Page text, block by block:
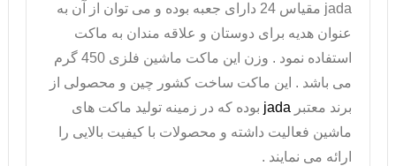
jada
مقیاس 24 دارای جعبه بوده و می توان از آن به
عنوان هدیه برای دوستان و علاقه مندان به ماکت
استفاده نمود . وزن این ماکت ماشین فلزی 450 گرم
می باشد . این ماکت ساخت کشور چین و محصولی از
برند معتبر jada بوده که در زمینه تولید ماکت های
ماشین فعالیت داشته و محصولات با کیفیت بالایی را
ارائه می نمایند .